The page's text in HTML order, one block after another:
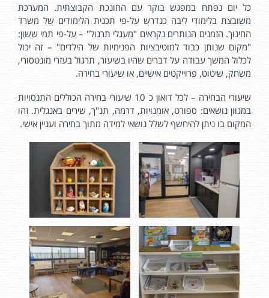
כל יום נפתח במפגש בוקר עם החונכת הקבוצתית. המערכת
משובצת בלימודי ליבה כנדרש על-פי תכנית הלימודים של משרד
החינוך. הזמנים הנותרים נקראים "מעגלי תרגול" – על-פי תמי ששון:
"מקום שנותן כבוד למוטיבציות הפנימיות של הילדים" – זה יכול
לכלול המשך עבודה על דברים שהיו בשיעור, תרגול בעזרי מונטסורי,
משחק, שיטוט, פרוייקטים אישיים, או שיעורי בחירה.
שיעורי הבחירה – לכל דואון כ 10 שיעורי בחירה הכוללים התנסויות
במגוון נושאים: ספורט, אומנויות, דרמה, תנ"ך, שירים באנגלית. זהו
המקום בו ניתן להיחשף לשלל נושאי למידה מתוך בחירה ועניין אישי.